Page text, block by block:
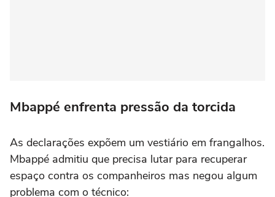
Mbappé enfrenta pressão da torcida
As declarações expõem um vestiário em frangalhos.
Mbappé admitiu que precisa lutar para recuperar
espaço contra os companheiros mas negou algum
problema com o técnico: